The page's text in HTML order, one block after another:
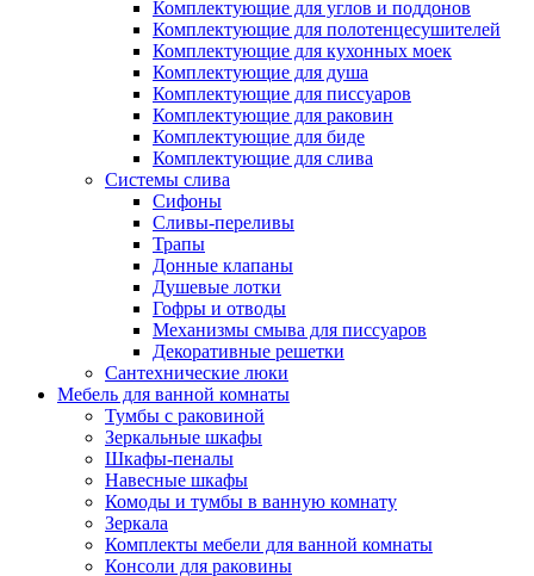
Комплектующие для углов и поддонов
Комплектующие для полотенцесушителей
Комплектующие для кухонных моек
Комплектующие для душа
Комплектующие для писсуаров
Комплектующие для раковин
Комплектующие для биде
Комплектующие для слива
Системы слива
Сифоны
Сливы-переливы
Трапы
Донные клапаны
Душевые лотки
Гофры и отводы
Механизмы смыва для писсуаров
Декоративные решетки
Сантехнические люки
Мебель для ванной комнаты
Тумбы с раковиной
Зеркальные шкафы
Шкафы-пеналы
Навесные шкафы
Комоды и тумбы в ванную комнату
Зеркала
Комплекты мебели для ванной комнаты
Консоли для раковины